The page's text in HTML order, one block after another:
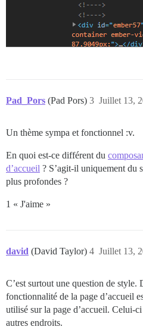
Pad_Pors (Pad Pors) Juillet 13,
3
Un thème sympa et fonctionnel :v.
En quoi est-ce différent du
d’accueil ? S’agit-il uniquement du
plus profondes ?
1 « J'aime »
david (David Taylor) Juillet 13,
4
C’est surtout une question de style.
fonctionnalité de la page d’accueil
utilisé sur la page d’accueil. Celui-
autres endroits.